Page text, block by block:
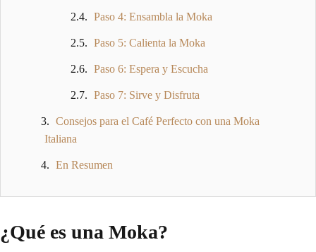
Paso 4: Ensambla la Moka
Paso 5: Calienta la Moka
Paso 6: Espera y Escucha
Paso 7: Sirve y Disfruta
Consejos para el Café Perfecto con una Moka
Italiana
En Resumen
¿Qué es una Moka?